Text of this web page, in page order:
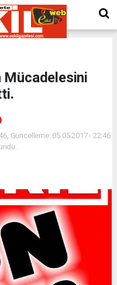
Mücadelesini
Güncelleme: 05.05.2017 - 22:46